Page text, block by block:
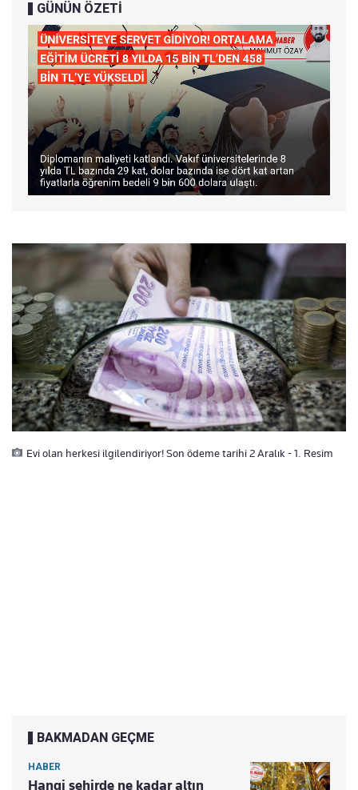
GÜNÜN ÖZETİ
Evi olan herkesi ilgilendiriyor! Son ödeme tarihi 2 Aralık - 1. Resim
BAKMADAN GEÇME
HABER
Hangi şehirde ne kadar altın